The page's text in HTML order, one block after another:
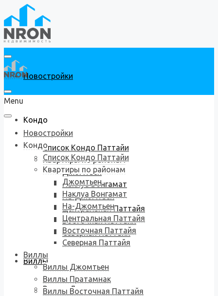
Новостройки
Кондо
Список Кондо Паттайи
Квартиры по районам
Джомтьен
Наклуа Вонгамат
На-Джомтьен
Центральная Паттайя
Восточная Паттайя
Северная Паттайя
Виллы
Виллы Джомтьен
Menu
Новостройки
Кондо
Список Кондо Паттайи
Квартиры по районам
Джомтьен
Наклуа Вонгамат
На-Джомтьен
Центральная Паттайя
Восточная Паттайя
Северная Паттайя
Виллы
Виллы Джомтьен
Виллы Пратамнак
Виллы Восточная Паттайя